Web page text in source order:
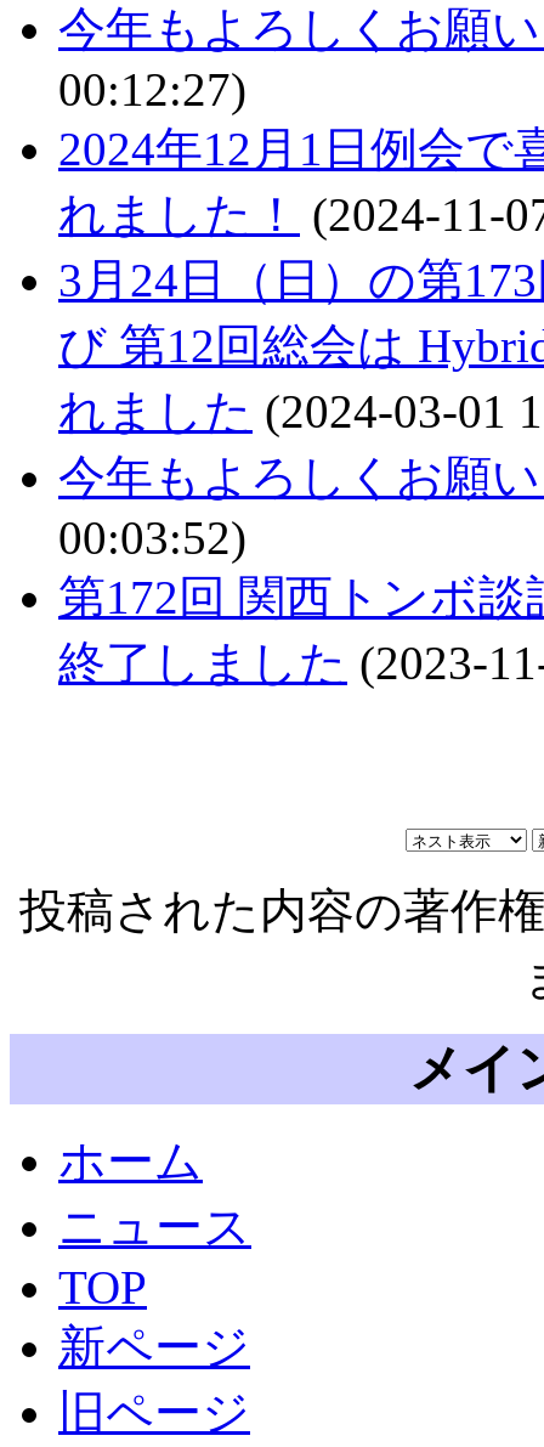
今年もよろしくお願
00:12:27)
2024年12月1日例会
れました！
(2024-11-
3月24日（日）の第
び 第12回総会は
れました (2024-03-01
今年もよろしくお願
00:03:52)
第172回 関西トンボ談
終了しました (2023-
投稿された内容の著作
メイ
ホーム
ニュース
TOP
新ページ
旧ページ